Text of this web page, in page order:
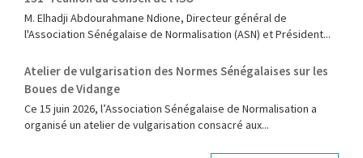
M. Elhadji Abdourahmane Ndione, Directeur général de
l'Association Sénégalaise de Normalisation (ASN) et Président...
Atelier de vulgarisation des Normes Sénégalaises sur les
Boues de Vidange
Ce 15 juin 2026, l’Association Sénégalaise de Normalisation a
organisé un atelier de vulgarisation consacré aux...